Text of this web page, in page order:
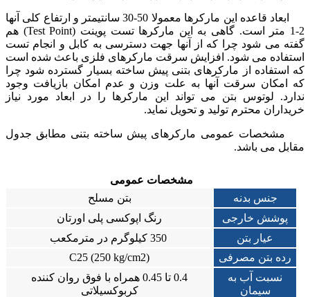
ابعاد قاعده این مارکرها معمولا 50-30 سانتیمتر و ارتفاع کلی آنها
2-1 متر است. گاهی به این مارکرها تست پوینت (Test Point) هم
گفته می شود چرا که از آنها جهت دسترسی به کابل و انجام تست
استفاده می شود. افزایش سرقت مارکرهای فلزی باعث شده است
که استفاده از مارکرهای بتنی پیش ساخته بسیار گسترده شود چرا
که امکان سرقت آنها به علت وزن و عدم امکان بازیافت وجود
ندارد. لوتوس بتن می تواند این مارکرها را در ابعاد مورد نیاز
خریداران محترم تولید و تحویل نماید.
مشخصات عمومی مارکرهای پیش ساخته بتنی مطابق جدول
مقابل می باشد.
مشخصات عمومی
جنس بدنه
بتن مسلح
پوشش خارجی
رنگ اپوکسی پلی اورتان
عیار بتن
350 کیلوگرم در مترمکعب
رده بتن مصرفی
(C25 (250 kg/cm2
نسبت آب به
سیمان
0.4 تا 0.45 همراه با فوق روان کننده
کربوکسیلاتی